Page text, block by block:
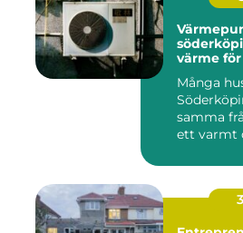
söderköping
värme
Många
samma
ett varmt